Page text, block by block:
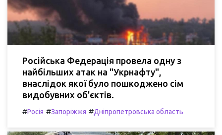
Російська Федерація провела одну з
найбільших атак на "Укрнафту",
внаслідок якої було пошкоджено сім
видобувних об'єктів.
#Росія #Запоріжжя #Дніпропетровська область